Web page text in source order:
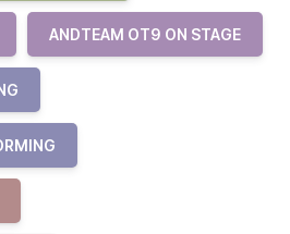
ANDTEAM OT9 ON STAGE